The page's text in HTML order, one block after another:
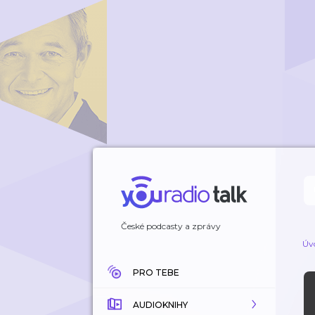
České podcasty a zprávy
PRO TEBE
AUDIOKNIHY